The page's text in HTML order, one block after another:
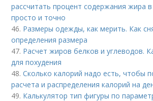
рассчитать процент содержания жира
просто и точно
46. Размеры одежды, как мерить. Как
определения размера
47. Расчет жиров белков и углеводов.
для похудения
48.Сколько калорий надо есть, чтобы
расчета и распределения калорий на
49. Калькулятор тип фигуры по